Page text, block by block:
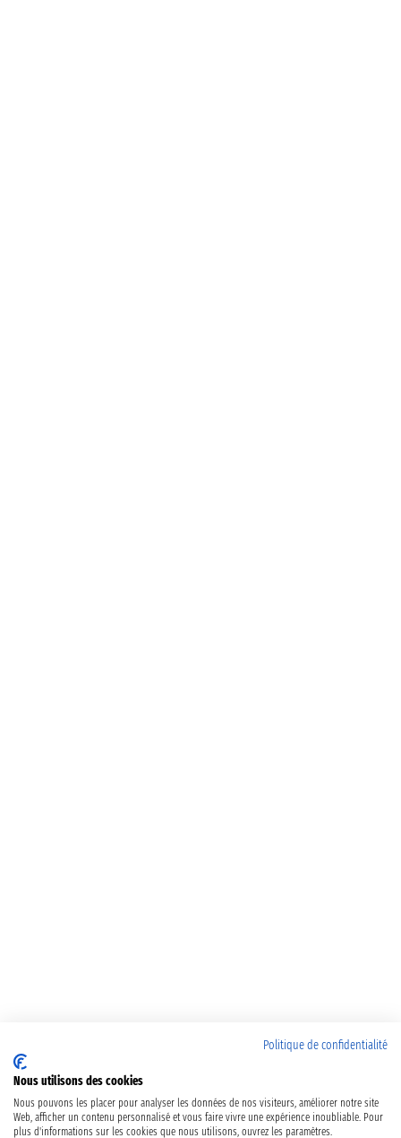
Politique de confidentialité
Nous utilisons des cookies
Nous pouvons les placer pour analyser les données de nos visiteurs, améliorer notre site
Web, afficher un contenu personnalisé et vous faire vivre une expérience inoubliable. Pour
plus d'informations sur les cookies que nous utilisons, ouvrez les paramètres.